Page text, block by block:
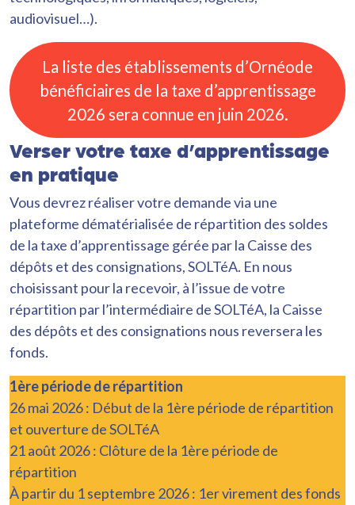
audiovisuel…).
La liste des établissements d’Ornéode
bénéficiaires de la taxe d’apprentissage
2026 sera connue en juin 2026.
Verser votre taxe d’apprentissage
en pratique
Vous devrez réaliser votre demande via une
plateforme dématérialisée de répartition des soldes
de la taxe d’apprentissage gérée par la Caisse des
dépôts et des consignations, SOLTéA. En nous
choisissant pour la recevoir, à l’issue de votre
répartition par l’intermédiaire de SOLTéA, la Caisse
des dépôts et des consignations nous reversera les
fonds.
1ère période de répartition
26 mai 2026 : Début de la 1ère période de répartition
et ouverture de SOLTéA
21 août 2026 : Clôture de la 1ère période de
répartition
À partir du 1 septembre 2026 : 1er virement des fonds